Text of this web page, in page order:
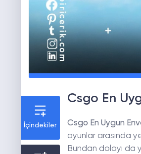
İçindekiler
Csgo En
Csgo En Uygun
oyunlar arasında
Bundan dolayı da